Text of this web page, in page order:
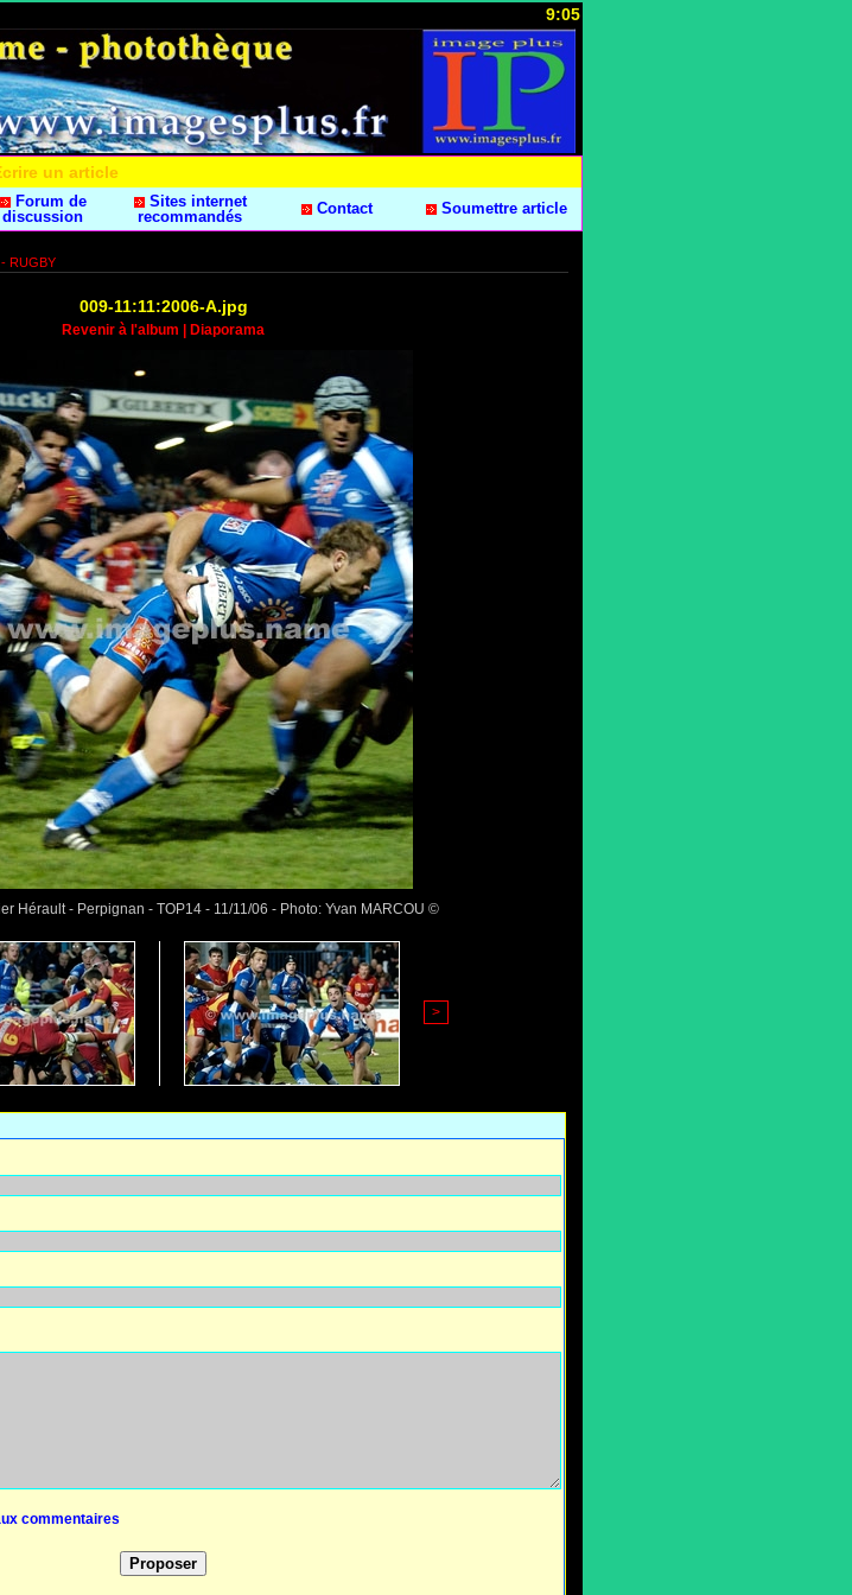
9:05
un article
Forum de
discussion
Sites internet
recommandés
Contact Soumettre article
RUGBY
009-11:11:2006-A.jpg
Revenir à l'album Diaporama
Hérault - Perpignan - TOP14 - 11/11/06 - Photo: Yvan MARCOU ©
>
commentaires